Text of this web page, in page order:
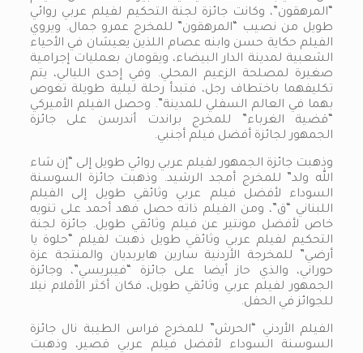
“المرهقون”، وكانت جائزة لجنة التحكيم لفيلم عربي روائي
طويل من نصيب “المرهقون” للمخرج عمرو جمال. ويروي
الفيلم حكاية حسن وابنه عصام اللذين يعيشان في الأحياء
الشعبية لمدينة الدار البيضاء، ويقومان بعمليات إجرامية
صغيرة لمصلحة الزعيم المحلي. وفي إحدى الليالي، يتم
تكليفهما باختطاف رجل، فتبدأ رحلة ليلية طويلة تغوص
بهما في العالم السفلي للمدينة”. وحصل الفيلم الأميركي
“قضية الغرباء” للمخرج براندت أندرسن على جائزة
الجمهور لجائزة أفضل فيلم أجنبي.
وذهبت جائزة الجمهور لفيلم عربي روائي طويل إلى “إن شاء
الله ولد” للمخرج أمجد الرشيد. وذهبت جائزة السوسنة
السوداء لأفضل فيلم عربي وثائقي طويل إلى الفيلم
اللبناني “ق”، ومن الفيلم ذاته حصل فهد أحمد على تنويه
خاص لأفضل مونتير عن فيلم وثائقي طويل. جائزة لجنة
التحكيم لفيلم عربي وثائقي طويل ذهبت لفيلم “حلوة يا
أرضي” للمخرجة الأردنية سارين هايربديان والمنتجة عزة
حوراني، والذي حاز أيضا على جائزة “فيبريسي”، وجائزة
الجمهور لفيلم عربي وثائقي طويل، فكان أكثر الأفلام نيلا
للجوائز في الحفل.
الفيلم الأردني “الحرش” للمخرج فراس الطيبة نال جائزة
السوسنة السوداء لأفضل فيلم عربي قصير، وذهبت